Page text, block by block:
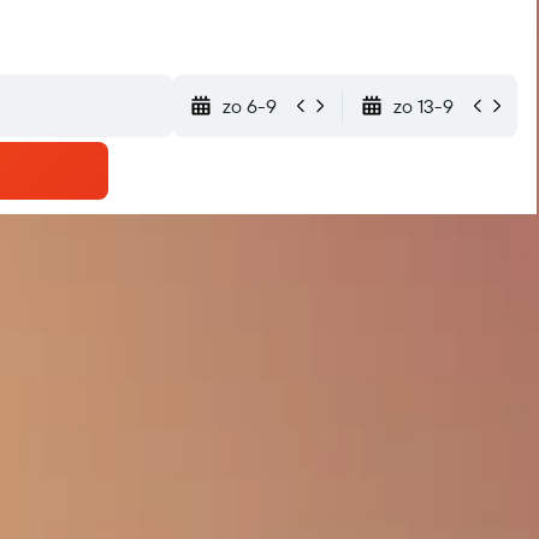
zo 6-9 zo 13-9